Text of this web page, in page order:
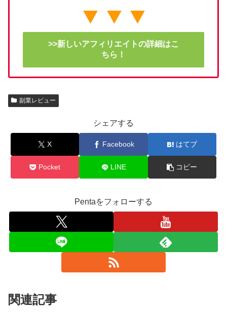
>>新しいアフィリエイトの詳細はこ
ちら！
副業レビュー
シェアする
X Facebook はてブ
Pocket LINE コピー
Pentaをフォローする
関連記事